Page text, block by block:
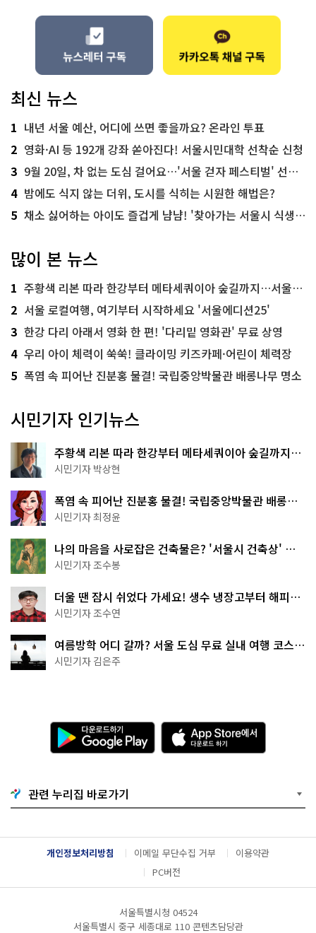
최신 뉴스
1 내년 서울 예산, 어디에 쓰면 좋을까요? 온라인 투표
2 영화·AI 등 192개 강좌 쏟아진다! 서울시민대학 선착순 신청
3 9월 20일, 차 없는 도심 걸어요…'서울 걷자 페스티벌' 선착순 5천명
4 밤에도 식지 않는 더위, 도시를 식히는 시원한 해법은?
5 채소 싫어하는 아이도 즐겁게 냠냠! '찾아가는 서울시 식생활 교육' 현장
많이 본 뉴스
1 주황색 리본 따라 한강부터 메타세쿼이아 숲길까지…서울둘레길 15코스
2 서울 로컬여행, 여기부터 시작하세요 '서울에디션25'
3 한강 다리 아래서 영화 한 편! '다리밑 영화관' 무료 상영
4 우리 아이 체력이 쑥쑥! 클라이밍 키즈카페·어린이 체력장
5 폭염 속 피어난 진분홍 물결! 국립중앙박물관 배롱나무 명소
시민기자 인기뉴스
주황색 리본 따라 한강부터 메타세쿼이아 숲길까지…
서울둘레길 15코스
시민기자 박상현
폭염 속 피어난 진분홍 물결! 국립중앙박물관 배롱나
무 명소
시민기자 최정윤
나의 마음을 사로잡은 건축물은? '서울시 건축상' 수
상작 공개!
시민기자 조수봉
더울 땐 잠시 쉬었다 가세요! 생수 냉장고부터 해피소
·무더위쉼터까지
시민기자 조수연
여름방학 어디 갈까? 서울 도심 무료 실내 여행 코스
추천
시민기자 김은주
다
운
로
기
G
o
g
l
e
l
A
p
p
e
서
다
운
드
관련 누리집 바로가기
개인정보처리방침 이메일 무단수집 거부
이용약관
PC버전
서울특별시청 04524
서울특별시 중구 세종대로 110 콘텐츠담당관